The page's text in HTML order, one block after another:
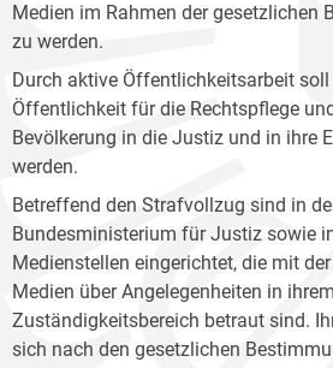
Medien im Rahmen der gesetzlichen
zu werden.
Durch aktive Öffentlichkeitsarbeit
Öffentlichkeit für die Rechtspflege
Bevölkerung in die Justiz und in ihre
werden.
Betreffend den Strafvollzug sind in
Bundesministerium für Justiz sowie
Medienstellen eingerichtet, die mit
Medien über Angelegenheiten in ihrem
Zuständigkeitsbereich betraut sind.
sich nach den gesetzlichen